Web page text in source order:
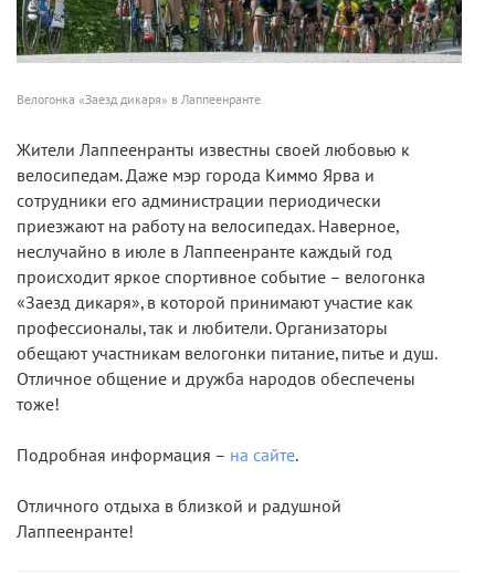
Велогонка «Заезд дикаря» в Лаппеенранте
Жители Лаппеенранты известны своей любовью к
велосипедам. Даже мэр города Киммо Ярва и
сотрудники его администрации периодически
приезжают на работу на велосипедах. Наверное,
неслучайно в июле в Лаппеенранте каждый год
происходит яркое спортивное событие – велогонка
«Заезд дикаря», в которой принимают участие как
профессионалы, так и любители. Организаторы
обещают участникам велогонки питание, питье и душ.
Отличное общение и дружба народов обеспечены
тоже!
Подробная информация – на сайте.
Отличного отдыха в близкой и радушной
Лаппеенранте!